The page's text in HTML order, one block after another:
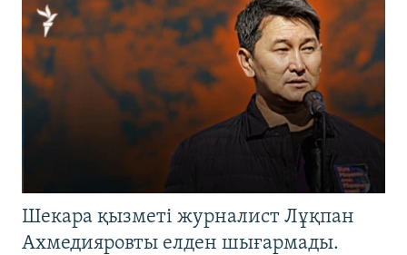
Шекара қызметі журналист Лұқпан
Ахмедияровты елден шығармады.